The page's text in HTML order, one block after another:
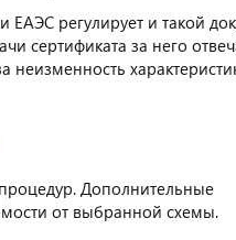
ЕАЭС регулирует и такой
сертификата за него
неизменность
Дополнительные
от выбранной схемы.